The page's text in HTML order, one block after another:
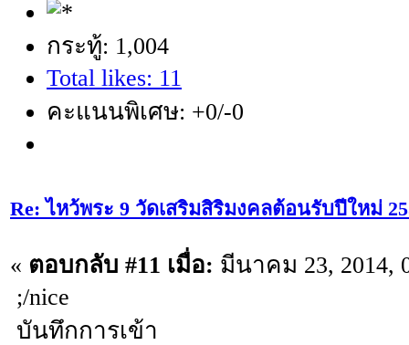
กระทู้: 1,004
Total likes: 11
คะแนนพิเศษ: +0/-0
Re: ไหว้พระ 9 วัดเสริมสิริมงคลต้อนรับปีใหม่
« ตอบกลับ #11 เมื่อ: มีนาคม 23, 2014,
;/nice
บันทึกการเข้า